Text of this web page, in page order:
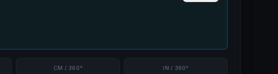
CM / 360° IN / 360°